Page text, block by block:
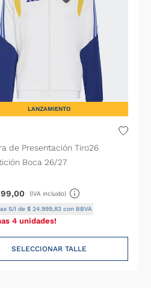
LANZAMIENTO
de Presentación Tiro26
Boca 26/27
,00 (IVA incluido)
S/I de$ 24.999,83 con BBVA
4 unidades!
SELECCIONAR TALLE